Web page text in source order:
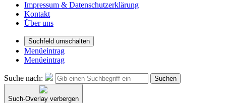
Impressum & Datenschutzerklärung
Kontakt
Über uns
Suchfeld umschalten
Menüeintrag
Menüeintrag
Suche nach: Suchen
Such-Overlay verbergen